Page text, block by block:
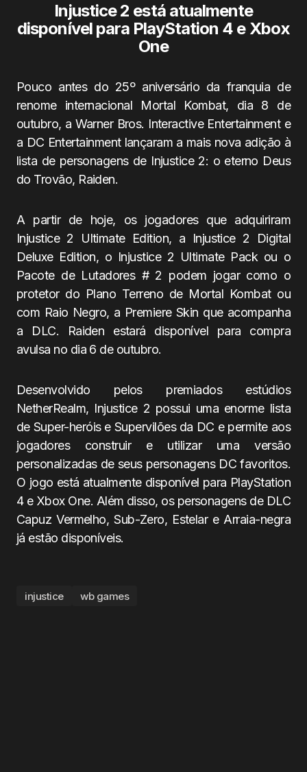
Injustice 2 está atualmente
disponível para PlayStation 4 e Xbox
One
Pouco antes do 25º aniversário da franquia de
renome internacional Mortal Kombat, dia 8 de
outubro, a Warner Bros. Interactive Entertainment e
a DC Entertainment lançaram a mais nova adição à
lista de personagens de Injustice 2: o eterno Deus
do Trovão, Raiden.
A partir de hoje, os jogadores que adquiriram
Injustice 2 Ultimate Edition, a Injustice 2 Digital
Deluxe Edition, o Injustice 2 Ultimate Pack ou o
Pacote de Lutadores # 2 podem jogar como o
protetor do Plano Terreno de Mortal Kombat ou
com Raio Negro, a Premiere Skin que acompanha
a DLC. Raiden estará disponível para compra
avulsa no dia 6 de outubro.
Desenvolvido pelos premiados estúdios
NetherRealm, Injustice 2 possui uma enorme lista
de Super-heróis e Supervilões da DC e permite aos
jogadores construir e utilizar uma versão
personalizadas de seus personagens DC favoritos.
O jogo está atualmente disponível para PlayStation
4 e Xbox One. Além disso, os personagens de DLC
Capuz Vermelho, Sub-Zero, Estelar e Arraia-negra
já estão disponíveis.
injustice wb games